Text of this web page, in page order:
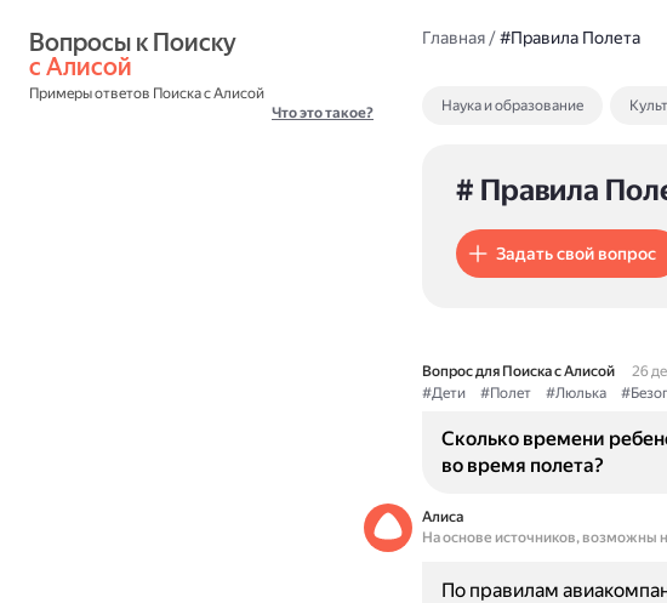
с Алисой
Примеры ответов Поиска с Алисой
Что это такое?
Главная/#Правила Полета
Наука и образование
# Правила
Задать свой вопрос
Вопрос для Поиска с Алисой
26
#Дети
#Полет #Люлька
Сколько времени
во время полета?
Алиса
На основе источников, возможны
По правилам